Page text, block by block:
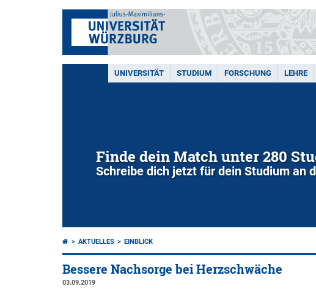
UNIVERSITÄT STUDIUM FORSCHUNG LEHRE
Finde dein Match unter 280
Schreibe dich jetzt für dein Studium an
AKTUELLES EINBLICK
Bessere Nachsorge bei Herzschwäche
03.09.2019